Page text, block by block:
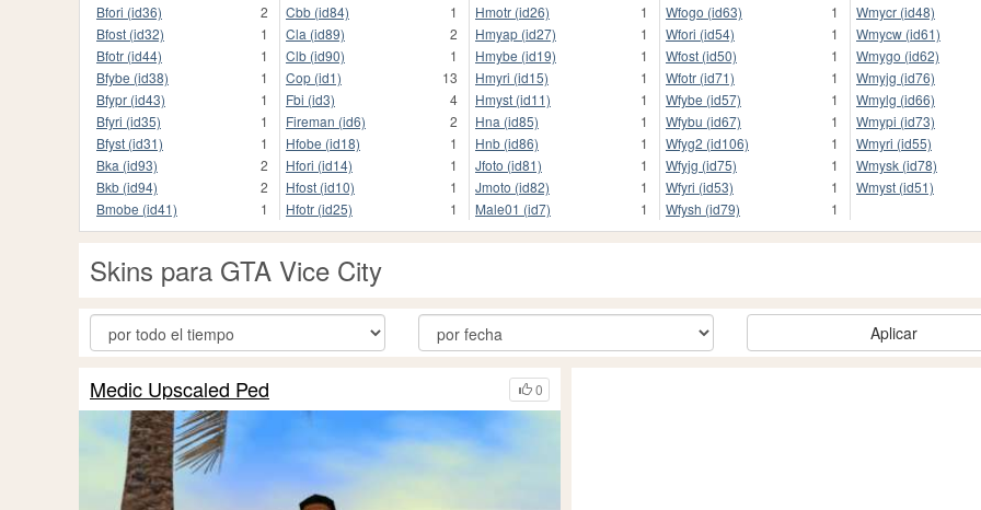
Bfori (id36)
2
Bfost (id32)
1
Bfotr (id44)
1
Bfybe (id38)
1
Bfypr (id43)
1
Bfyri (id35)
1
Bfyst (id31)
1
Bka (id93)
2
Bkb (id94)
2
Bmobe (id41)
1
Cbb (id84)
1
Cla (id89)
2
Clb (id90)
1
Cop (id1)
13
Fbi (id3)
4
Fireman (id6)
2
Hfobe (id18)
1
Hfori (id14)
1
Hfost (id10)
1
Hfotr (id25)
1
Hmotr (id26)
1
Hmyap (id27)
1
Hmybe (id19)
1
Hmyri (id15)
1
Hmyst (id11)
1
Hna (id85)
1
Hnb (id86)
1
Jfoto (id81)
1
Jmoto (id82)
1
Male01 (id7)
1
Wfogo (id63)
1
Wfori (id54)
1
Wfost (id50)
1
Wfotr (id71)
1
Wfybe (id57)
1
Wfybu (id67)
1
Wfyg2 (id106)
1
Wfyjg (id75)
1
Wfyri (id53)
1
Wfysh (id79)
1
Wmycr (id48)
Wmycw (id61)
Wmygo (id62)
Wmyjg (id76)
Wmylg (id66)
Wmypi (id73)
Wmyri (id55)
Wmysk (id78)
Wmyst (id51)
Skins para GTA Vice City
Aplicar
0
Medic Upscaled Ped